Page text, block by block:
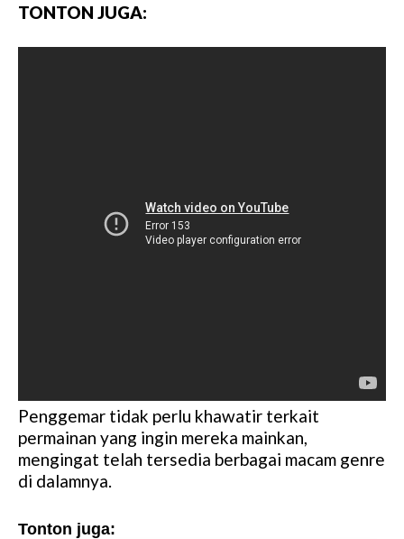
TONTON JUGA:
Penggemar tidak perlu khawatir terkait
permainan yang ingin mereka mainkan,
mengingat telah tersedia berbagai macam genre
di dalamnya.
Tonton juga: